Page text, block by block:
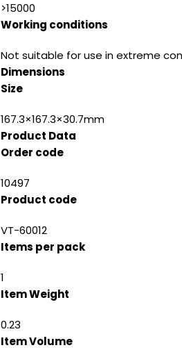
>15000
Working conditions
Not suitable for use in extreme
Dimensions
Size
167.3×167.3×30.7mm
Product Data
Order code
10497
Product code
VT-60012
Items per pack
1
Item Weight
0.23
Item Volume